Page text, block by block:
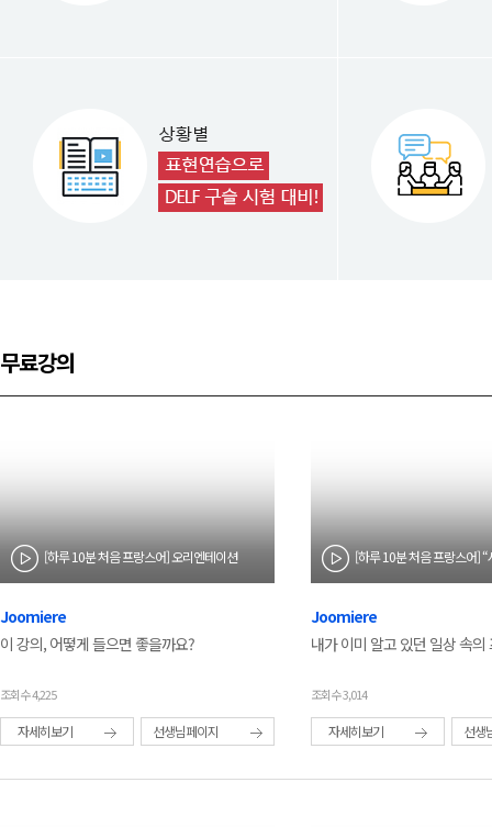
무료강의
[하루 10분 처음 프랑스어] 오리엔테이션
Joomiere
이 강의, 어떻게 들으면 좋을까요?
조회수 4,225
자세히보기 선생님페이지
Joomiere
내가 이미 알고 있던 일상 속의
조회수 3,014
자세히보기 선생